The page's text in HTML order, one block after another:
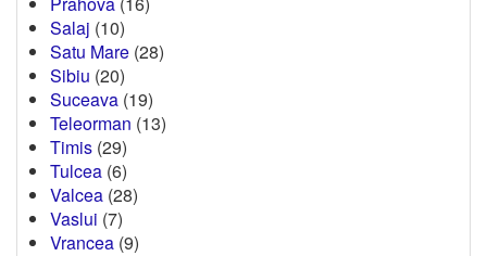
Salaj (10)
Satu Mare (28)
Sibiu (20)
Suceava (19)
Teleorman (13)
Timis (29)
Tulcea (6)
Valcea (28)
Vaslui (7)
Vrancea (9)